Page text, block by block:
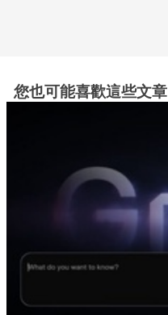
您也可能喜歡這些文章